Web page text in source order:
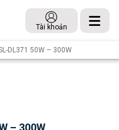
Tài khoản
DL371 50W – 300W
– 300W